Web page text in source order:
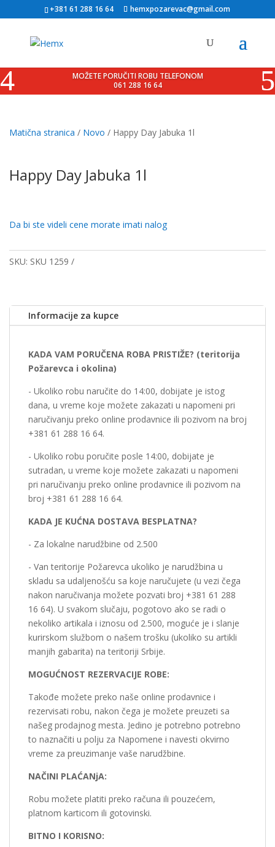
+381 61 288 16 64 hemxpozarevac@gmail.com
MOŽETE PORUČITI ROBU TELEFONOM
061 288 16 64
Matična stranica / Novo / Happy Day Jabuka 1l
Happy Day Jabuka 1l
Da bi ste videli cene morate imati nalog
SKU: SKU 1259
Informacije za kupce
KADA VAM PORUČENA ROBA PRISTIŽE? (teritorija
Požarevca i okolina)
- Ukoliko robu naručite do 14:00, dobijate je istog
dana, u vreme koje možete zakazati u napomeni pri
naručivanju preko online prodavnice ili pozivom na broj
+381 61 288 16 64.
- Ukoliko robu poručite posle 14:00, dobijate je
sutradan, u vreme koje možete zakazati u napomeni
pri naručivanju preko online prodavnice ili pozivom na
broj +381 61 288 16 64.
KADA JE KUĆNA DOSTAVA BESPLATNA?
- Za lokalne narudžbine od 2.500
- Van teritorije Požarevca ukoliko je narudžbina u
skladu sa udaljenošću sa koje naručujete (u vezi čega
nakon naručivanja možete pozvati broj +381 61 288
16 64). U svakom slučaju, pogotovo ako se radi o
nekoliko artikala i iznosu od 2.500, moguće je i slanje
kurirskom službom o našem trošku (ukoliko su artikli
manjih gabarita) na teritoriji Srbije.
MOGUĆNOST REZERVACIJE ROBE:
Takođe možete preko naše online prodavnice i
rezervisati robu, nakon čega je možete preuzeti sa
našeg prodajnog mesta. Jedino je potrebno potrebno
to naznačiti u polju za Napomene i navesti okvirno
vreme za preuzimanje vaše narudžbine.
NAČINI PLAĆANjA:
Robu možete platiti preko računa ili pouzećem,
platnom karticom ili gotovinski.
BITNO I KORISNO: